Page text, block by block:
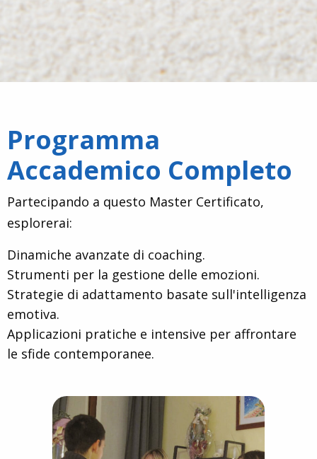
Programma
Accademico Completo
Partecipando a questo Master Certificato,
esplorerai:
Dinamiche avanzate di coaching.
Strumenti per la gestione delle emozioni.
Strategie di adattamento basate sull'intelligenza
emotiva.
Applicazioni pratiche e intensive per affrontare
le sfide contemporanee.